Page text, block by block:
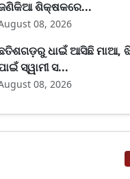
ଶିକ୍ଷକରେ...
08, 2026
ଧାଇଁ ଆସିଛି ମାଆ,
ସ୍ୱାମୀ ସ...
08, 2026